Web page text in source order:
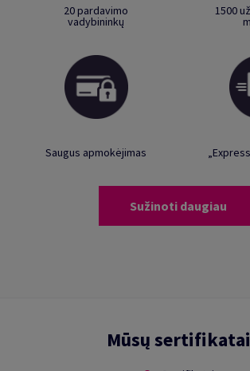
20 pardavimo
vadybininkų
1500
Saugus apmokėjimas
Sužinoti daugiau
Mūsų sertifikatai